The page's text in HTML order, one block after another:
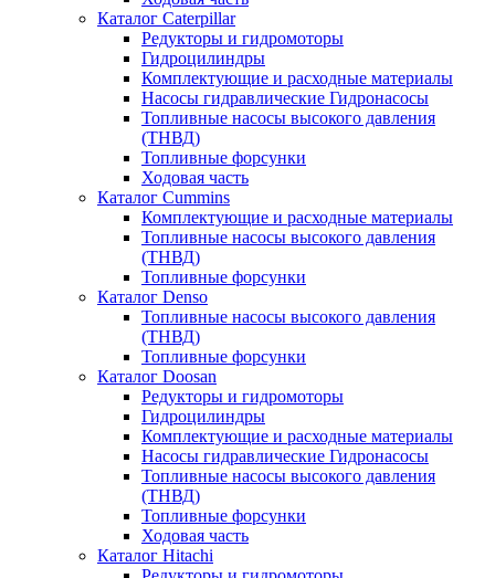
Каталог Caterpillar
Редукторы и гидромоторы
Гидроцилиндры
Комплектующие и расходные материалы
Насосы гидравлические Гидронасосы
Топливные насосы высокого давления
(ТНВД)
Топливные форсунки
Ходовая часть
Каталог Cummins
Комплектующие и расходные материалы
Топливные насосы высокого давления
(ТНВД)
Топливные форсунки
Каталог Denso
Топливные насосы высокого давления
(ТНВД)
Топливные форсунки
Каталог Doosan
Редукторы и гидромоторы
Гидроцилиндры
Комплектующие и расходные материалы
Насосы гидравлические Гидронасосы
Топливные насосы высокого давления
(ТНВД)
Топливные форсунки
Ходовая часть
Каталог Hitachi